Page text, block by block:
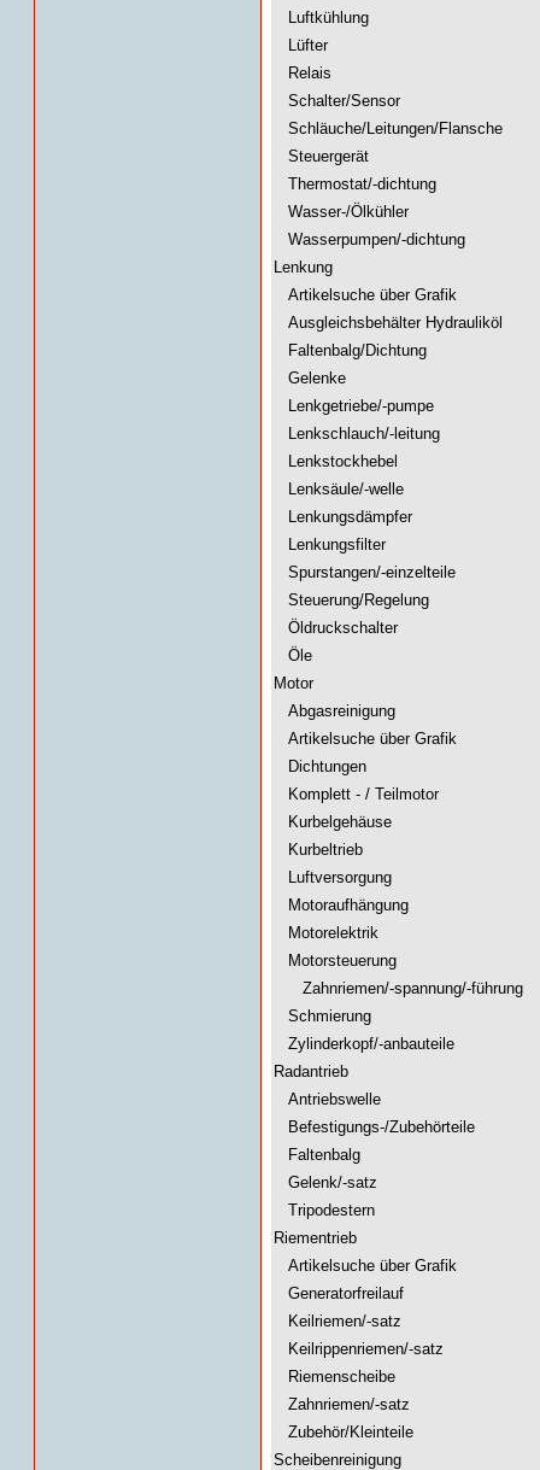
Luftkühlung
Lüfter
Relais
Schalter/Sensor
Schläuche/Leitungen/Flansche
Steuergerät
Thermostat/-dichtung
Wasser-/Ölkühler
Wasserpumpen/-dichtung
Lenkung
Artikelsuche über Grafik
Ausgleichsbehälter Hydrauliköl
Faltenbalg/Dichtung
Gelenke
Lenkgetriebe/-pumpe
Lenkschlauch/-leitung
Lenkstockhebel
Lenksäule/-welle
Lenkungsdämpfer
Lenkungsfilter
Spurstangen/-einzelteile
Steuerung/Regelung
Öldruckschalter
Öle
Motor
Abgasreinigung
Artikelsuche über Grafik
Dichtungen
Komplett - / Teilmotor
Kurbelgehäuse
Kurbeltrieb
Luftversorgung
Motoraufhängung
Motorelektrik
Motorsteuerung
Zahnriemen/-spannung/-führung
Schmierung
Zylinderkopf/-anbauteile
Radantrieb
Antriebswelle
Befestigungs-/Zubehörteile
Faltenbalg
Gelenk/-satz
Tripodestern
Riementrieb
Artikelsuche über Grafik
Generatorfreilauf
Keilriemen/-satz
Keilrippenriemen/-satz
Riemenscheibe
Zahnriemen/-satz
Zubehör/Kleinteile
Scheibenreinigung